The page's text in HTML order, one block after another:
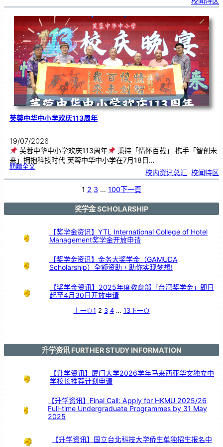
艺
．
工
笔
雅
．
长
荣
丹
青
》
书
画
展
开
幕
芙蓉中华中小学欢庆113周年
19/07/2026
芙蓉中华中小学欢庆113周年
秉持「情怀百载」 携手「智创未
来」拥抱科技时代 芙蓉中华中小学在7月18日…
閱讀全文:芙
华
1
1
年
校内资讯总汇 校闻特区
1 2 3 … 100下一頁
奖学金 SCHOLARSHIP
【奖学金资讯】YTL International College of Hotel
Management奖学金开放申请
【奖学金资讯】金务大奖学金（GAMUDA
Scholarship）全额资助，助你实现梦想!
【奖学金资讯】2025年度教育部「台湾奖学金」即日
起至4月30日开放申请
上一頁1 2 3 4 … 13下一頁
升学资讯 FURTHER STUDY INFORMATION
【升学资讯】厦门大学2026学年马来西亚华文独立中
学校长推荐计划申请
【升学资讯】Final Call: Apply for HKMU 2025/26
Full-time Undergraduate Programmes by 31 May
2025
【升学资讯】国立台北科技大学侨生单独招生报名中